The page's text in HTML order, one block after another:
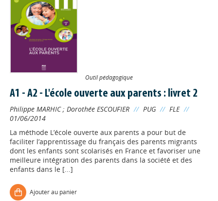
Outil pédagogique
A1 - A2 - L'école ouverte aux parents : livret 2
Philippe MARHIC; Dorothée ESCOUFIER // PUG // FLE //
01/06/2014
La méthode L’école ouverte aux parents a pour but de
faciliter l’apprentissage du français des parents migrants
dont les enfants sont scolarisés en France et favoriser une
meilleure intégration des parents dans la société et des
enfants dans le [...]
Ajouter au panier